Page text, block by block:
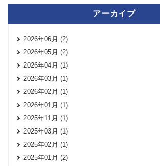
アーカイブ
2026年06月 (2)
2026年05月 (2)
2026年04月 (1)
2026年03月 (1)
2026年02月 (1)
2026年01月 (1)
2025年11月 (1)
2025年03月 (1)
2025年02月 (1)
2025年01月 (2)